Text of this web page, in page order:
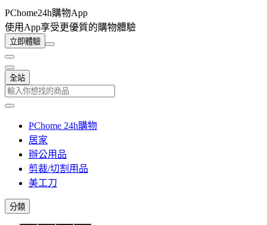
PChome24h購物App
使用App享受更優質的購物體驗
立即體驗
全站
PChome 24h購物
居家
辦公用品
剪裁/切割用品
美工刀
分類